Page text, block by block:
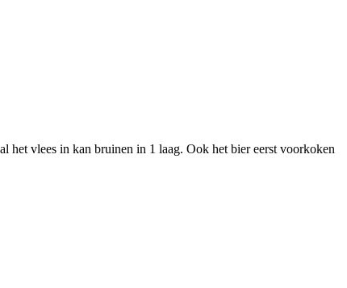
het vlees in kan bruinen in 1 laag. Ook het bier eerst voorkoken